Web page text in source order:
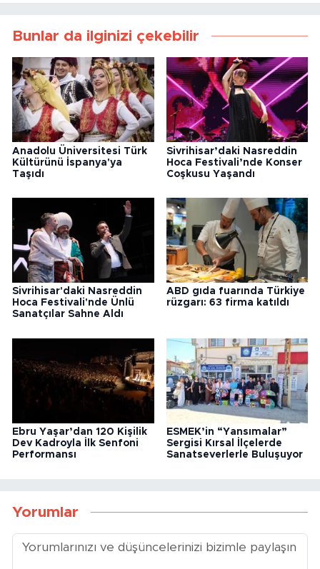
Bunlar da ilginizi çekebilir
Anadolu Üniversitesi Türk
Kültürünü İspanya'ya
Taşıdı
Sivrihisar’daki Nasreddin
Hoca Festivali’nde Konser
Coşkusu Yaşandı
Sivrihisar'daki Nasreddin
Hoca Festivali'nde Ünlü
Sanatçılar Sahne Aldı
ABD gıda fuarında Türkiye
rüzgarı: 63 firma katıldı
Ebru Yaşar’dan 120 Kişilik
Dev Kadroyla İlk Senfoni
Performansı
ESMEK’in “Yansımalar”
Sergisi Kırsal İlçelerde
Sanatseverlerle Buluşuyor
Yorumlar